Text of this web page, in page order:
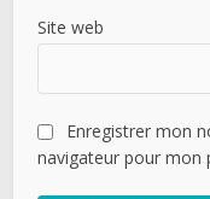
Site web
Enregistrer mon
navigateur pour mon